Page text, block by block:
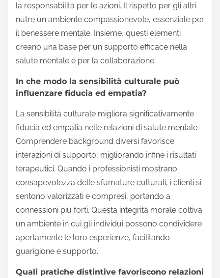
la responsabilità per le azioni. Il rispetto per gli altri
nutre un ambiente compassionevole, essenziale per
il benessere mentale. Insieme, questi elementi
creano una base per un supporto efficace nella
salute mentale e per la collaborazione.
In che modo la sensibilità culturale può
influenzare fiducia ed empatia?
La sensibilità culturale migliora significativamente
fiducia ed empatia nelle relazioni di salute mentale.
Comprendere background diversi favorisce
interazioni di supporto, migliorando infine i risultati
terapeutici. Quando i professionisti mostrano
consapevolezza delle sfumature culturali, i clienti si
sentono valorizzati e compresi, portando a
connessioni più forti. Questa integrità morale coltiva
un ambiente in cui gli individui possono condividere
apertamente le loro esperienze, facilitando
guarigione e supporto.
Quali pratiche distintive favoriscono relazioni